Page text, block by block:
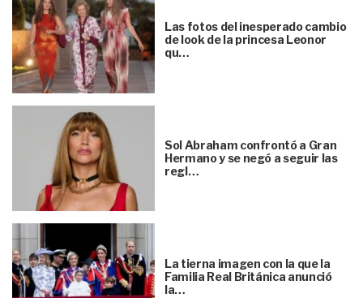
Las fotos del inesperado cambio
de look de la princesa Leonor
qu…
Sol Abraham confrontó a Gran
Hermano y se negó a seguir las
regl…
La tierna imagen con la que la
Familia Real Británica anunció
la…